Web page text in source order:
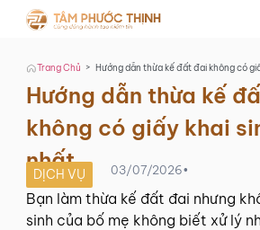
Trang Chủ > Hướng dẫn thừa kế đất đai không có
Hướng dẫn thừa kế
không có giấy khai
nhất
DỊCH VỤ 03/07/2026•
Bạn làm thừa kế đất đai nhưng
sinh của bố mẹ không biết xử lý